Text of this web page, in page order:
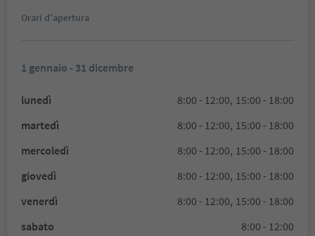
Orari d'apertura
1 gennaio - 31 dicembre
lunedì 8:00 - 12:00, 15:00 - 18:00
martedì
8:00 - 12:00, 15:00 - 18:00
mercoledì
8:00 - 12:00, 15:00 - 18:00
giovedì
8:00 - 12:00, 15:00 - 18:00
venerdì
8:00 - 12:00, 15:00 - 18:00
sabato
8:00 - 12:00